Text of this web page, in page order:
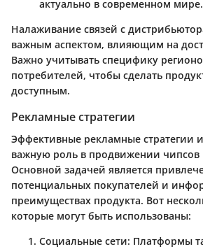
актуально в современном мире.
Налаживание связей с
важным аспектом, влияющим на
Важно учитывать специфику
потребителей, чтобы сделать
доступным.
Рекламные стратегии
Эффективные рекламные стратегии
важную роль в продвижении чипсов
Основной задачей является
потенциальных покупателей и
преимуществах продукта. Вот
которые могут быть использованы:
Социальные сети: Платформы